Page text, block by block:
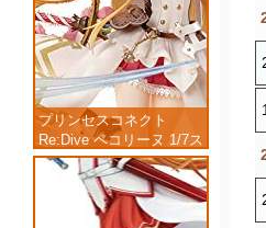
プリンセスコネクト
Re:Dive ペコリーヌ 1/7ス
ケール 塗装済み完成品フ
ィギュア